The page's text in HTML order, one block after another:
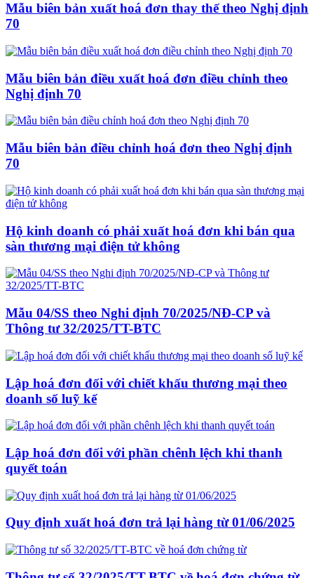
Mẫu biên bản xuất hoá đơn thay thế theo Nghị định
70
Mẫu biên bản điều xuất hoá đơn điều chỉnh theo
Nghị định 70
Mẫu biên bản điều chỉnh hoá đơn theo Nghị định
70
Hộ kinh doanh có phải xuất hoá đơn khi bán qua
sàn thương mại điện tử không
Mẫu 04/SS theo Nghi định 70/2025/NĐ-CP và
Thông tư 32/2025/TT-BTC
Lập hoá đơn đối với chiết khấu thương mại theo
doanh số luỹ kế
Lập hoá đơn đối với phần chênh lệch khi thanh
quyết toán
Quy định xuất hoá đơn trả lại hàng từ 01/06/2025